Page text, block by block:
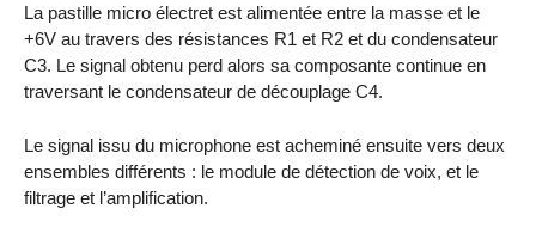
La pastille micro électret est alimentée entre la masse et le
+6V au travers des résistances R1 et R2 et du condensateur
C3. Le signal obtenu perd alors sa composante continue en
traversant le condensateur de découplage C4.
Le signal issu du microphone est acheminé ensuite vers deux
ensembles différents : le module de détection de voix, et le
filtrage et l’amplification.